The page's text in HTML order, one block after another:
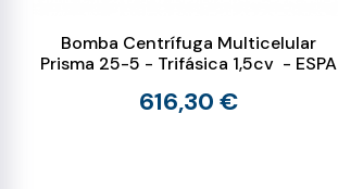
Bomba Centrífuga Multicelular
Prisma 25-5 - Trifásica 1,5cv - ESPA
616,30 €